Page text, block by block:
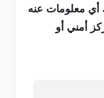
أي معلومات عنه
أمني أو